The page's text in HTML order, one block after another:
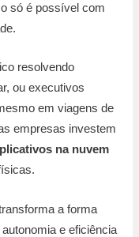
só é possível com
resolvendo
ou executivos
em viagens de
empresas investem
na nuvem
a forma
e eficiência